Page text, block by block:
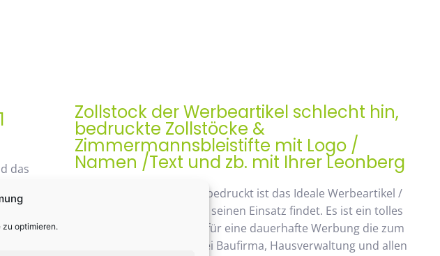
zu optimieren.
das
Zollstock der Werbeartikel schlecht hin,
bedruckte Zollstöcke &
Zimmermannsbleistifte mit Logo /
Namen /Text und zb. mit Ihrer Leonberg
Der Zollstock, Meterstab bedruckt ist das Ideale Werbeartikel /
Werbegeschenk der auch seinen Einsatz findet. Es ist ein tolles
& praktisches Geschenk, für eine dauerhafte Werbung die zum
Einsatz kommt. Beliebt bei Baufirma, Hausverwaltung und allen